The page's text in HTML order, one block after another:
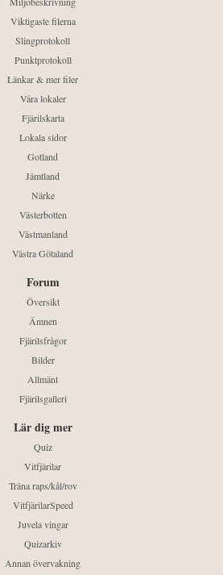
Viktigaste filerna
Slingprotokoll
Punktprotokoll
Länkar & mer filer
Våra lokaler
Fjärilskarta
Lokala sidor
Gotland
Jämtland
Närke
Västerbotten
Västmanland
Västra Götaland
Forum
Översikt
Ämnen
Fjärilsfrågor
Bilder
Allmänt
Fjärilsgalleri
Lär dig mer
Quiz
Vitfjärilar
Träna raps/kål/rov
VitfjärilarSpeed
Juvela vingar
Quizarkiv
Annan övervakning